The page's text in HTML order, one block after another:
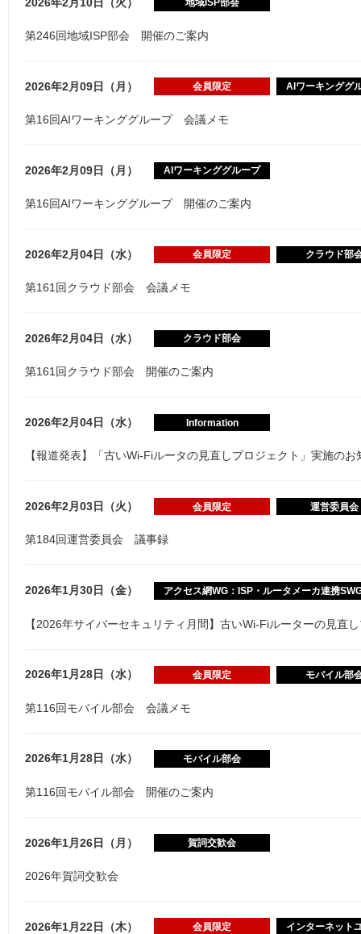
地域ISP部会
第246回地域ISP部会 開催のご案内
2026年2月09日（月） 会員限定 AIワーキンググ
第16回AIワーキンググループ 会議メモ
2026年2月09日（月） AIワーキンググループ
第16回AIワーキンググループ 開催のご案内
2026年2月04日（水） 会員限定 クラウド部
第161回クラウド部会 会議メモ
2026年2月04日（水） クラウド部会
第161回クラウド部会 開催のご案内
2026年2月04日（水） Information
【報道発表】「古いWi-Fiルータの見直しプロジェクト」実施のお
2026年2月03日（火） 会員限定 運営委員会
第184回運営委員会 議事録
2026年1月30日（金） アクセス網WG：ISP・ルータメーカ連携
【2026年サイバーセキュリティ月間】古いWi-Fiルーターの見直
2026年1月28日（水） 会員限定 モバイル部
第116回モバイル部会 会議メモ
2026年1月28日（水） モバイル部会
第116回モバイル部会 開催のご案内
2026年1月26日（月） 賀詞交歓会
2026年賀詞交歓会
2026年1月22日（木） 会員限定 インターネット